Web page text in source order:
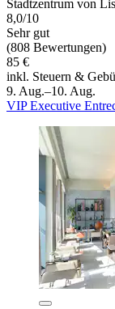
Stadtzentrum von
8,0/10
Sehr gut
(808 Bewertungen)
85 €
inkl. Steuern &
9. Aug.–10. Aug.
VIP Executive